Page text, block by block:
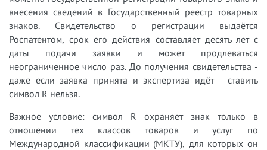
внесения сведений в Государственный реестр товарных
знаков. Свидетельство о регистрации выдаётся
Роспатентом, срок его действия составляет десять лет с
даты подачи заявки и может продлеваться
неограниченное число раз. До получения свидетельства -
даже если заявка принята и экспертиза идёт - ставить
символ R нельзя.
Важное условие: символ R охраняет знак только в
отношении тех классов товаров и услуг по
Международной классификации (МКТУ), для которых он